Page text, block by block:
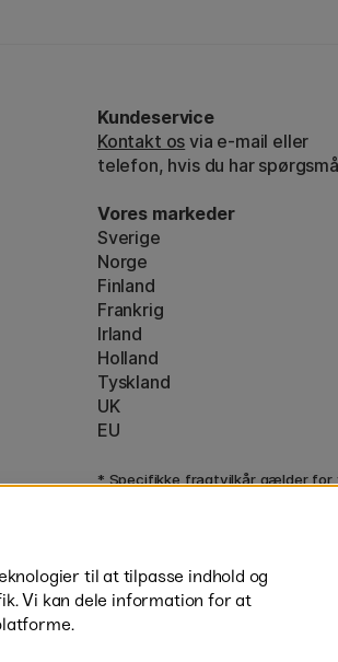
Kundeservice
Kontakt os via e-mail eller
telefon, hvis du har
Vores markeder
Sverige
Norge
Finland
Frankrig
Irland
Holland
Tyskland
UK
EU
* Specifikke fragtvilkårgælder for
til at tilpasse indhold og
Vi kan dele information for at